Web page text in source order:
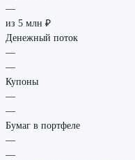
—
из 5 млн ₽
Денежный поток
—
—
Купоны
—
—
Бумаг в портфеле
—
—